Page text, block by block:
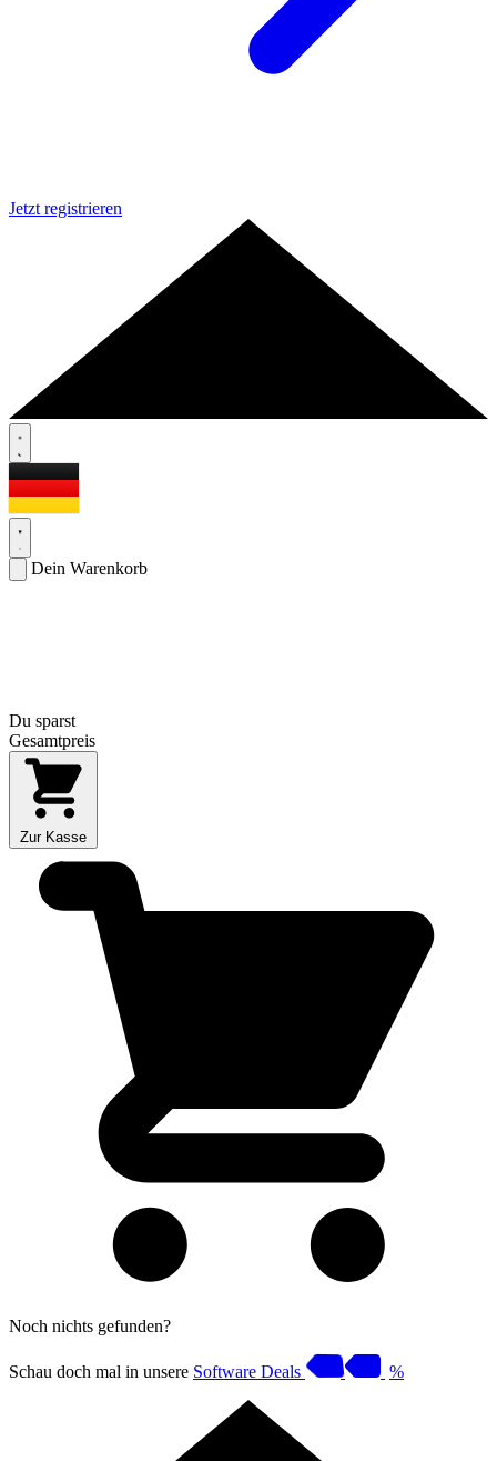
Jetzt registrieren
Dein Warenkorb
Du sparst
Gesamtpreis
Zur Kasse
Noch nichts gefunden?
Schau doch mal in unsere Software Deals %